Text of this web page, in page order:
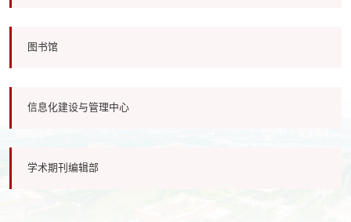
图书馆
信息化建设与管理中心
学术期刊编辑部